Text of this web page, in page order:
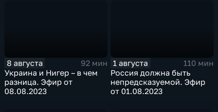
8 августа
92 мин
Украина и Нигер – в чем
разница. Эфир от
08.08.2023
1 августа
110 мин
Россия должна быть
непредсказуемой. Эфир
от 01.08.2023